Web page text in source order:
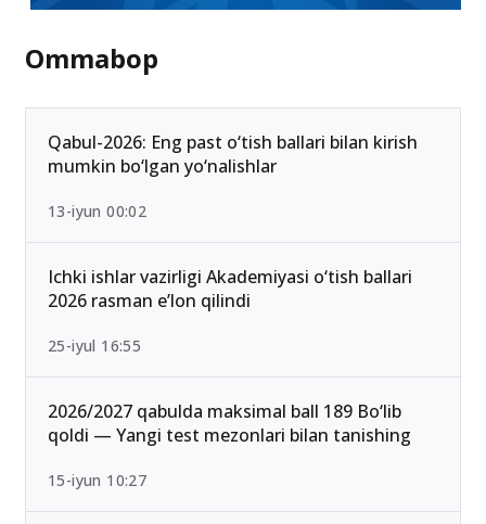
Ommabop
Qabul-2026: Eng past o‘tish ballari bilan kirish
mumkin bo‘lgan yo‘nalishlar
13-iyun 00:02
Ichki ishlar vazirligi Akademiyasi o‘tish ballari
2026 rasman e’lon qilindi
25-iyul 16:55
2026/2027 qabulda maksimal ball 189 Bo‘lib
qoldi — Yangi test mezonlari bilan tanishing
15-iyun 10:27